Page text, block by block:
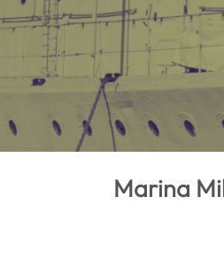
Marina